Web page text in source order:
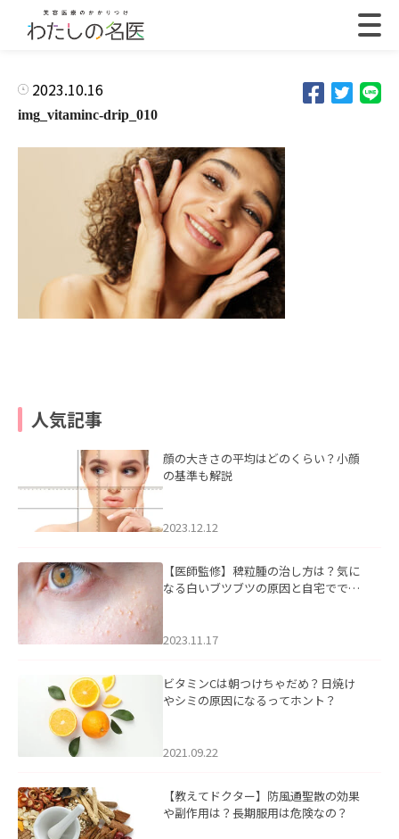
2023.10.16
img_vitaminc-drip_010
人気記事
顔の大きさの平均はどのくらい？小顔
の基準も解説
2023.12.12
【医師監修】稗粒腫の治し方は？気に
なる白いブツブツの原因と自宅ででき
2023.11.17
ビタミンCは朝つけちゃだめ？日焼け
やシミの原因になるってホント？
2021.09.22
【教えてドクター】防風通聖散の効果
や副作用は？長期服用は危険なの？